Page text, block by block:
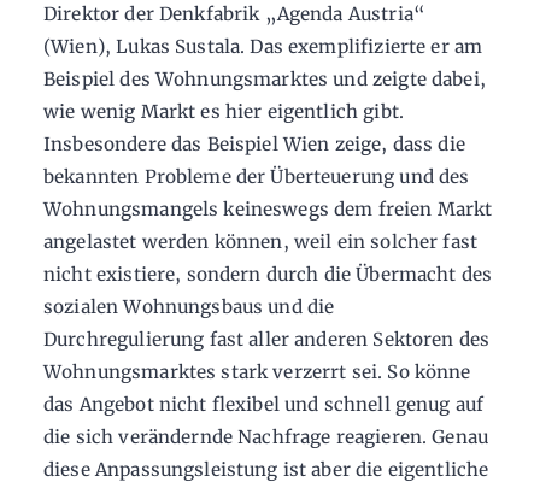
Direktor der Denkfabrik „Agenda Austria“
(Wien), Lukas Sustala. Das exemplifizierte er am
Beispiel des Wohnungsmarktes und zeigte dabei,
wie wenig Markt es hier eigentlich gibt.
Insbesondere das Beispiel Wien zeige, dass die
bekannten Probleme der Überteuerung und des
Wohnungsmangels keineswegs dem freien Markt
angelastet werden können, weil ein solcher fast
nicht existiere, sondern durch die Übermacht des
sozialen Wohnungsbaus und die
Durchregulierung fast aller anderen Sektoren des
Wohnungsmarktes stark verzerrt sei. So könne
das Angebot nicht flexibel und schnell genug auf
die sich verändernde Nachfrage reagieren. Genau
diese Anpassungsleistung ist aber die eigentliche